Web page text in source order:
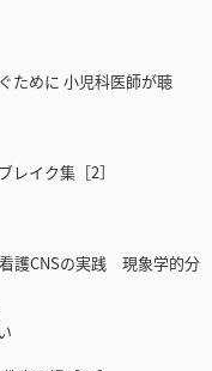
ために 小児科医師が聴
イク集［2］
護CNSの実践 現象学的分